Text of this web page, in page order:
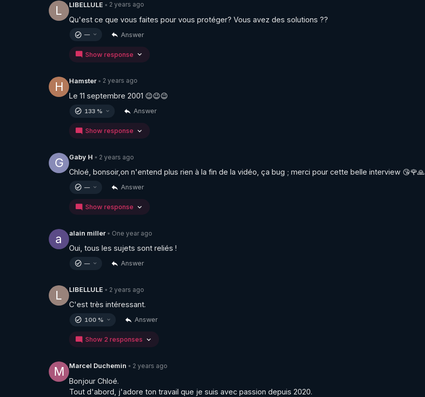
L LIBELLULE • 2 years ago
Qu'est ce que vous faites pour vous protéger? Vous avez des solutions ??
— Answer
Show response
H Hamster • 2 years ago
Le 11 septembre 2001 😉😉😉
133 % Answer
Show response
G Gaby H • 2 years ago
Chloé, bonsoir,on n'entend plus rien à la fin de la vidéo, ça bug ; merci pour cette belle interview 😘🌹🙏
— Answer
Show response
a alain miller • One year ago
Oui, tous les sujets sont reliés !
— Answer
L LIBELLULE • 2 years ago
C'est très intéressant.
100 % Answer
Show 2 responses
M Marcel Duchemin • 2 years ago
Bonjour Chloé.
Tout d'abord, j'adore ton travail que je suis avec passion depuis 2020.